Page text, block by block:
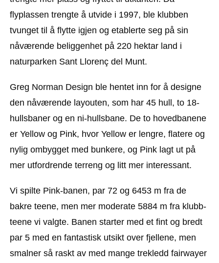
flyplassen trengte å utvide i 1997, ble klubben
tvunget til å flytte igjen og etablerte seg på sin
nåværende beliggenhet på 220 hektar land i
naturparken Sant Llorenç del Munt.
Greg Norman Design ble hentet inn for å designe
den nåværende layouten, som har 45 hull, to 18-
hullsbaner og en ni-hullsbane. De to hovedbanene
er Yellow og Pink, hvor Yellow er lengre, flatere og
nylig ombygget med bunkere, og Pink lagt ut på
mer utfordrende terreng og litt mer interessant.
Vi spilte Pink-banen, par 72 og 6453 m fra de
bakre teene, men mer moderate 5884 m fra klubb-
teene vi valgte. Banen starter med et fint og bredt
par 5 med en fantastisk utsikt over fjellene, men
smalner så raskt av med mange trekledd fairwayer